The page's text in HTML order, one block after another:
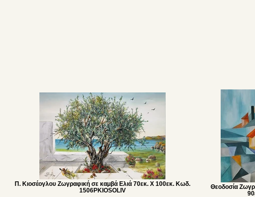
Π. Κιοσέογλου Ζωγραφική σε καμβά Ελιά 70εκ. Χ 100εκ. Κωδ.
1506PKIOSOLIV
Θεοδοσία